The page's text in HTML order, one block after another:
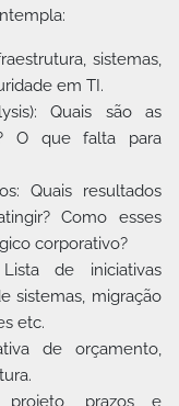
sistemas,
em TI.
Quais são as
O que falta para
Quais resultados
Como esses
corporativo?
de iniciativas
sistemas, migração
etc.
de orçamento,
projeto, prazos e